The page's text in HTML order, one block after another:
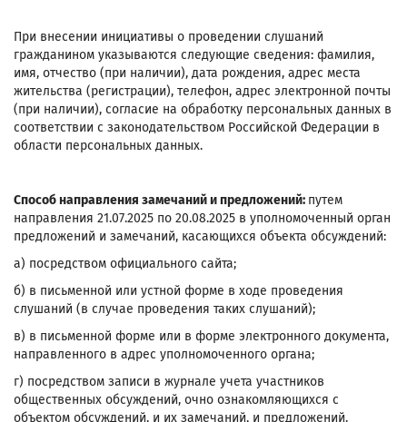
При внесении инициативы о проведении слушаний
гражданином указываются следующие сведения: фамилия,
имя, отчество (при наличии), дата рождения, адрес места
жительства (регистрации), телефон, адрес электронной почты
(при наличии), согласие на обработку персональных данных в
соответствии с законодательством Российской Федерации в
области персональных данных.
Способ направления замечаний и предложений: путем
направления 21.07.2025 по 20.08.2025 в уполномоченный орган
предложений и замечаний, касающихся объекта обсуждений:
а) посредством официального сайта;
б) в письменной или устной форме в ходе проведения
слушаний (в случае проведения таких слушаний);
в) в письменной форме или в форме электронного документа,
направленного в адрес уполномоченного органа;
г) посредством записи в журнале учета участников
общественных обсуждений, очно ознакомляющихся с
объектом обсуждений, и их замечаний, и предложений.